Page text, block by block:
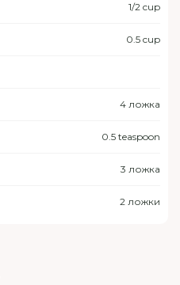
1/2 cup
0.5 cup
4 ложка
0.5 teaspoon
3 ложка
2 ложки